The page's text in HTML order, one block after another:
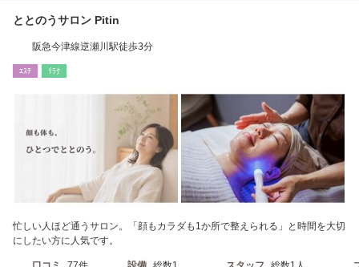
ととのうサロン Pitin
阪急今津線逆瀬川駅徒歩3分
ｴｽﾃ ﾘﾗｸ
忙しい人ほど通うサロン。「顔もカラダも1か所で整えられる」と時間を大切
にしたい方に人気です。